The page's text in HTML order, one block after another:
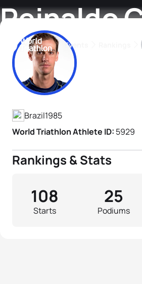
Events
Reinaldo
Athlete's Profile
Brazil1985
World Triathlon Athlete ID: 5929
Rankings & Stats
Starts
108
Podiums
25